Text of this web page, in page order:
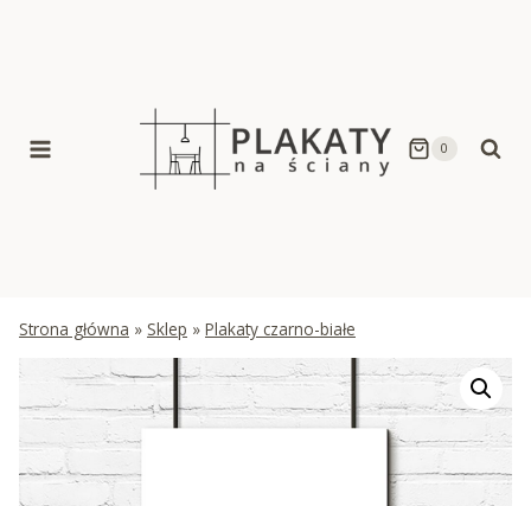
0
Strona główna » Sklep » Plakaty czarno-białe